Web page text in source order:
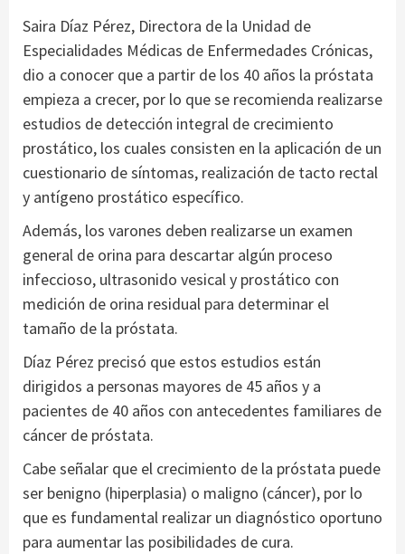
Saira Díaz Pérez, Directora de la Unidad de
Especialidades Médicas de Enfermedades Crónicas,
dio a conocer que a partir de los 40 años la próstata
empieza a crecer, por lo que se recomienda realizarse
estudios de detección integral de crecimiento
prostático, los cuales consisten en la aplicación de un
cuestionario de síntomas, realización de tacto rectal
y antígeno prostático específico.
Además, los varones deben realizarse un examen
general de orina para descartar algún proceso
infeccioso, ultrasonido vesical y prostático con
medición de orina residual para determinar el
tamaño de la próstata.
Díaz Pérez precisó que estos estudios están
dirigidos a personas mayores de 45 años y a
pacientes de 40 años con antecedentes familiares de
cáncer de próstata.
Cabe señalar que el crecimiento de la próstata puede
ser benigno (hiperplasia) o maligno (cáncer), por lo
que es fundamental realizar un diagnóstico oportuno
para aumentar las posibilidades de cura.